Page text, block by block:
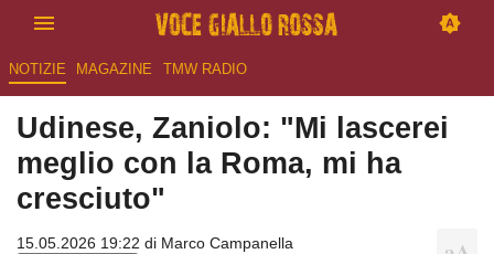
NOTIZIE MAGAZINE TMW RADIO
Udinese, Zaniolo: "Mi lascerei
meglio con la Roma, mi ha
cresciuto"
15.05.2026 19:22 di Marco Campanella